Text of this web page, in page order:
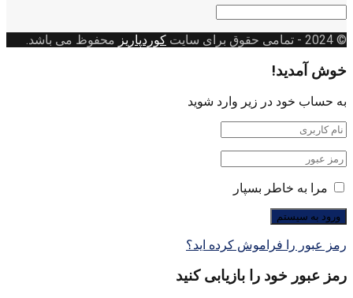
دسته
© 2024
- تمامی حقوق برای سایت کوردپاریز محفوظ می باشد.
خوش آمدید!
به حساب خود در زیر وارد شوید
مرا به خاطر بسپار
رمز عبور را فراموش کرده اید؟
رمز عبور خود را بازیابی کنید